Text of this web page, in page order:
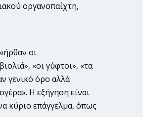
οργανοπαίχτη,
οι
«οι γύφτοι», «τα
γενικό όρο αλλά
Η εξήγηση είναι
κύριο επάγγελμα, όπως